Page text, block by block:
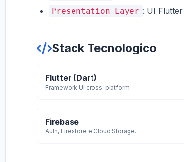
Presentation Layer : UI
Stack Tecnologico
Flutter (Dart)
Framework UI cross-platform.
Firebase
Auth, Firestore e Cloud Storage.